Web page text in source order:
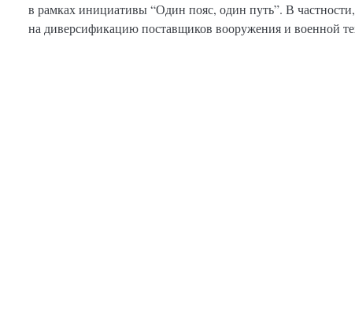
в рамках инициативы “Один пояс, один путь”. В
на диверсификацию поставщиков вооружения и военной